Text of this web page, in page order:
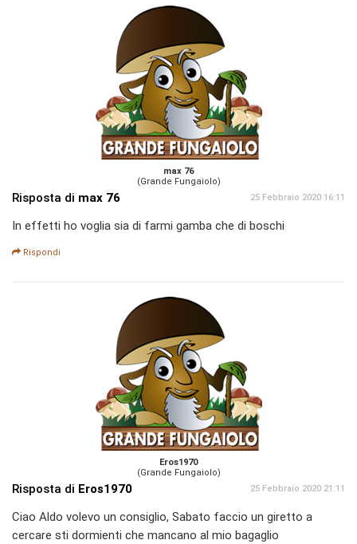
max 76
(Grande Fungaiolo)
Risposta di max 76 25 Febbraio 2020 16:11
In effetti ho voglia sia di farmi gamba che di boschi
Rispondi
Eros1970
(Grande Fungaiolo)
Risposta di Eros1970 25 Febbraio 2020 21:11
Ciao Aldo volevo un consiglio, Sabato faccio un giretto a
cercare sti dormienti che mancano al mio bagaglio